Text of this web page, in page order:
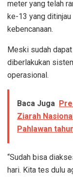
meter yang telah
ke-13 yang
kebencanaan.
Meski sudah
diberlakukan
operasional.
Baca Juga
Ziarah
Pahlawan
“Sudah bisa
hari. Kita tes dulu